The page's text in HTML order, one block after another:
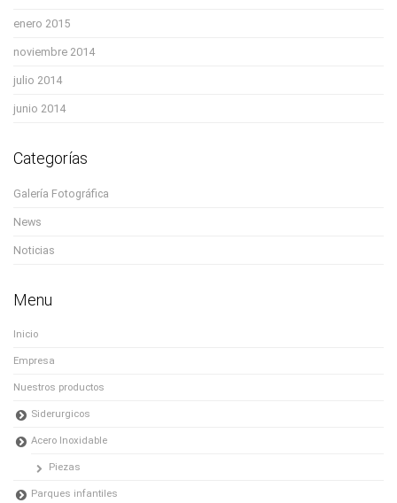
enero 2015
noviembre 2014
julio 2014
junio 2014
Categorías
Galería Fotográfica
News
Noticias
Menu
Inicio
Empresa
Nuestros productos
Siderurgicos
Acero Inoxidable
Piezas
Parques infantiles